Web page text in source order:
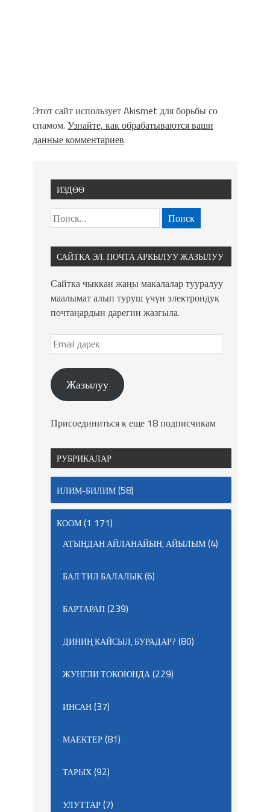
Этот сайт использует Akismet для борьбы со
спамом. Узнайте, как обрабатываются ваши
данные комментариев.
ИЗДӨӨ
САЙТКА ЭЛ. ПОЧТА АРКЫЛУУ ЖАЗЫЛУУ
Сайтка чыккан жаңы макалалар тууралуу
маалымат алып туруш үчүн электрондук
почтаңардын дарегин жазгыла.
Жазылуу
Присоединиться к еще 18 подписчикам
РУБРИКАЛАР
ИЛИМ-БИЛИМ(58)
КООМ(1 171)
АТЫҢДАН АЙЛАНАЙЫН, АЙЫЛЫМ(4)
БАЛ ТИЛ БАЛАЛЫК(6)
БАРТАРАП(239)
ДИНИҢ КАЙСЫЛ, БУРАДАР? (80)
ЖУНГЛИ ТОКОЮНДА(229)
ИНСАН(37)
МАЕКТЕР(81)
ТАРЫХ(92)
УЛУТТАР(7)